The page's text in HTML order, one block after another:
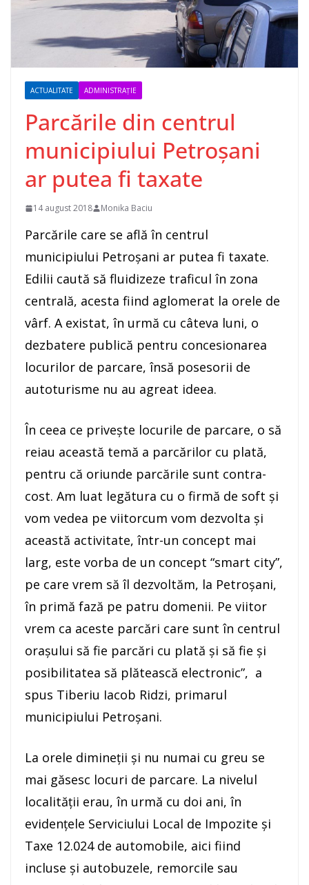
ACTUALITATE ADMINISTRAȚIE
Parcările din centrul
municipiului Petroșani
ar putea fi taxate
14 august 2018 Monika Baciu
Parcările care se află în centrul
municipiului Petroșani ar putea fi taxate.
Edilii caută să fluidizeze traficul în zona
centrală, acesta fiind aglomerat la orele de
vârf. A existat, în urmă cu câteva luni, o
dezbatere publică pentru concesionarea
locurilor de parcare, însă posesorii de
autoturisme nu au agreat ideea.
În ceea ce privește locurile de parcare, o să
reiau această temă a parcărilor cu plată,
pentru că oriunde parcările sunt contra-
cost. Am luat legătura cu o firmă de soft și
vom vedea pe viitorcum vom dezvolta și
această activitate, într-un concept mai
larg, este vorba de un concept “smart city”,
pe care vrem să îl dezvoltăm, la Petroșani,
în primă fază pe patru domenii. Pe viitor
vrem ca aceste parcări care sunt în centrul
orașului să fie parcări cu plată și să fie și
posibilitatea să plătească electronic”, a
spus Tiberiu Iacob Ridzi, primarul
municipiului Petroșani.
La orele dimineţii şi nu numai cu greu se
mai găsesc locuri de parcare. La nivelul
localităţii erau, în urmă cu doi ani, în
evidenţele Serviciului Local de Impozite şi
Taxe 12.024 de automobile, aici fiind
incluse şi autobuzele, remorcile sau